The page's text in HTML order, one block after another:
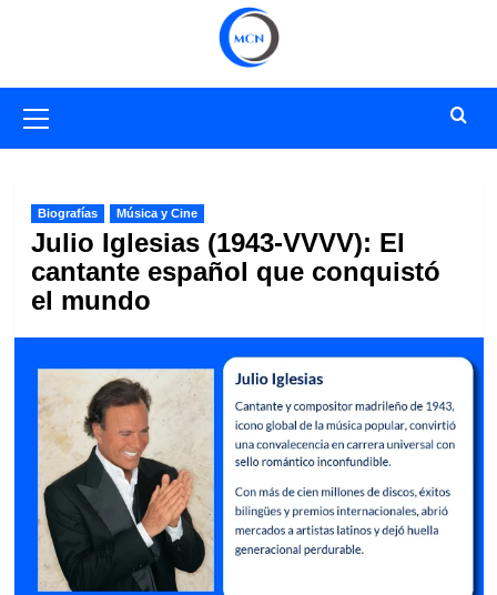
primario
Biografías Música y Cine
Julio Iglesias (1943-VVVV): El
cantante español que conquistó
el mundo